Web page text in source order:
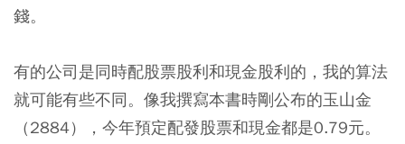
錢。
有的公司是同時配股票股利和現金股利的，我的算法
就可能有些不同。像我撰寫本書時剛公布的玉山金
（2884），今年預定配發股票和現金都是0.79元。